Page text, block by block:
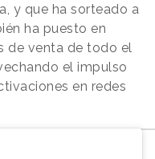
y que ha sorteado a
ha puesto en
de venta de todo el
el impulso
en redes